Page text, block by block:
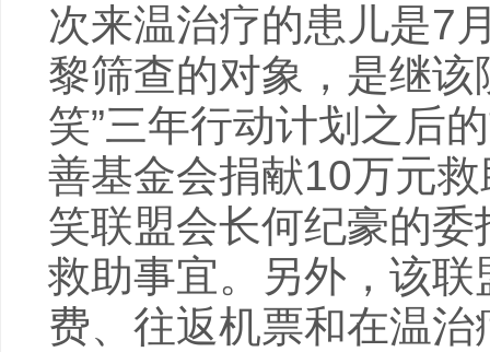
次来温治疗的患儿是7
黎筛查的对象，是继
笑”三年行动计划之后
善基金会捐献10万元
笑联盟会长何纪豪的
救助事宜。另外，该
费、往返机票和在温